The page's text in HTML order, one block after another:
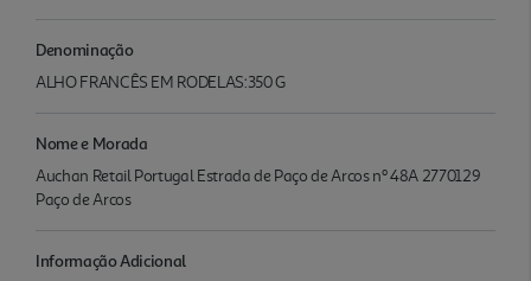
Denominação
ALHO FRANCÊS EM RODELAS:350 G
Nome e Morada
Auchan Retail Portugal Estrada de Paço de Arcos nº 48A 2770129
Paço de Arcos
Informação Adicional